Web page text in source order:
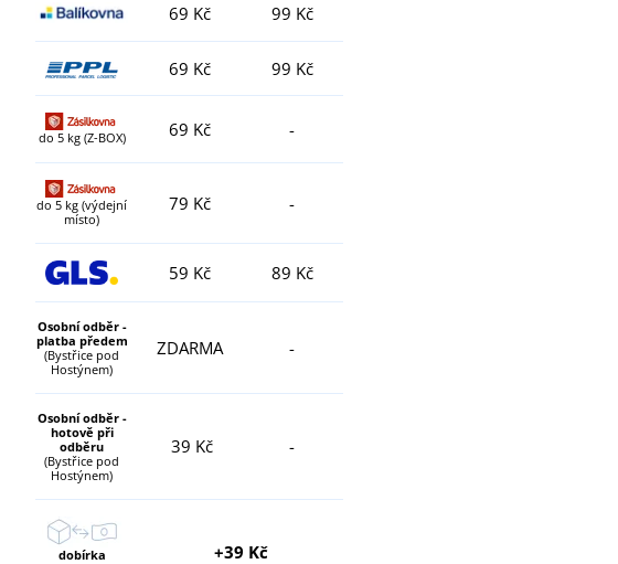
69 Kč 99 Kč
69 Kč 99 Kč
do 5 kg (Z-BOX) 69 Kč -
do 5 kg (výdejní
místo)
79 Kč -
59 Kč 89 Kč
Osobní odběr -
platba předem
(Bystřice pod
Hostýnem)
ZDARMA -
Osobní odběr -
hotově při
odběru
(Bystřice pod
Hostýnem)
39 Kč -
dobírka +39 Kč